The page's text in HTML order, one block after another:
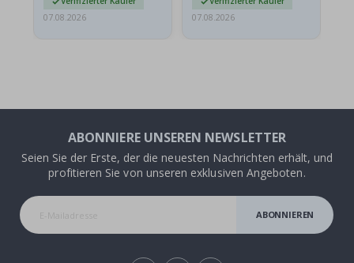
07.08.2026
07.08.2026
ABONNIERE UNSEREN NEWSLETTER
Seien Sie der Erste, der die neuesten Nachrichten erhält, und
profitieren Sie von unseren exklusiven Angeboten.
ABONNIEREN